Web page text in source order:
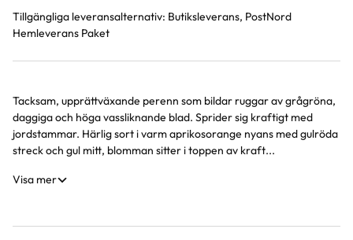
Tillgängliga leveransalternativ: Butiksleverans, PostNord
Hemleverans Paket
Produktinformation
Tacksam, upprättväxande perenn som bildar ruggar av grågröna,
daggiga och höga vassliknande blad. Sprider sig kraftigt med
jordstammar. Härlig sort i varm aprikosorange nyans med gulröda
streck och gul mitt, blomman sitter i toppen av kraft...
Visa mer